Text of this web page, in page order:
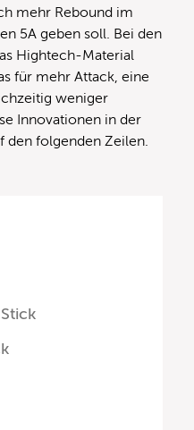
mehr Rebound im
5A geben soll. Bei den
Hightech-Material
für mehr Attack, eine
weniger
Innovationen in der
den folgenden Zeilen.